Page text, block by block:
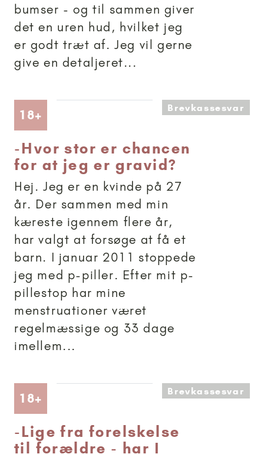
bumser - og til sammen giver
det en uren hud, hvilket jeg
er godt træt af. Jeg vil gerne
give en detaljeret...
18+ Artikler anbefalet til 18+Brevkassesvar
-Hvor stor er chancen
for at jeg er gravid?
Hej. Jeg er en kvinde på 27
år. Der sammen med min
kæreste igennem flere år,
har valgt at forsøge at få et
barn. I januar 2011 stoppede
jeg med p-piller. Efter mit p-
pillestop har mine
menstruationer været
regelmæssige og 33 dage
imellem...
18+ Artikler anbefalet til 18+Brevkassesvar
-Lige fra forelskelse
til forældre - har I